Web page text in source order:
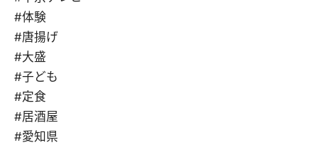
#体験
#唐揚げ
#大盛
#子ども
#定食
#居酒屋
#愛知県